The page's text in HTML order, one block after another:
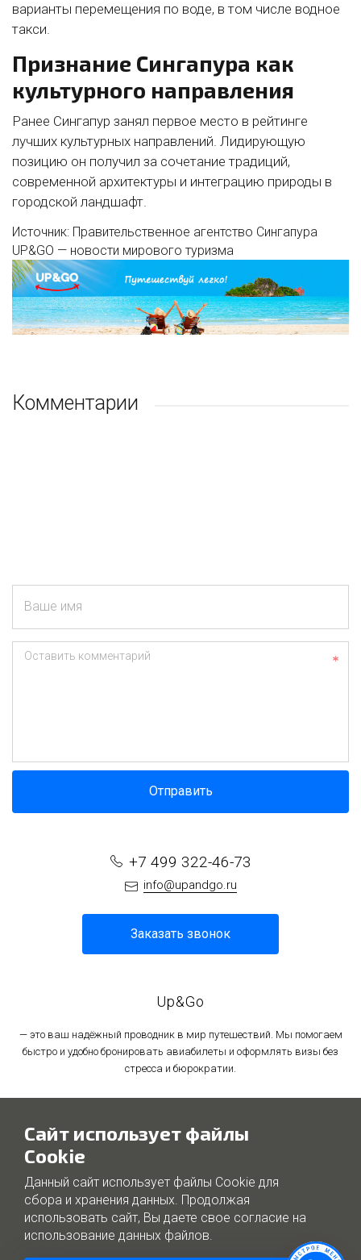
варианты перемещения по воде, в том числе водное
такси.
Признание Сингапура как
культурного направления
Ранее Сингапур занял первое место в рейтинге
лучших культурных направлений. Лидирующую
позицию он получил за сочетание традиций,
современной архитектуры и интеграцию природы в
городской ландшафт.
Источник: Правительственное агентство Сингапура
UP&GO — новости мирового туризма
Комментарии
Ваше имя
Оставить комментарий
Отправить
+7 499 322-46-73
info@upandgo.ru
Заказать звонок
Up&Go
— это ваш надёжный проводник в мир путешествий. Мы помогаем
быстро и удобно бронировать авиабилеты и оформлять визы без
стресса и бюрократии.
Политика использования файлов cookie
Сайт использует файлы
Cookie
Данный сайт использует файлы Cookie для
сбора и хранения данных. Продолжая
использовать сайт, Вы даете свое согласие на
использование данных файлов.